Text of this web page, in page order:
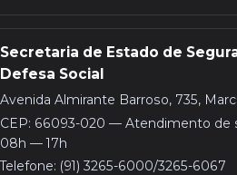
Secretaria de Estado de
Defesa Social
Avenida Almirante Barroso, 735,
CEP: 66093-020 — Atendimento de
08h — 17h
Telefone: (91) 3265-6000/3265-6067